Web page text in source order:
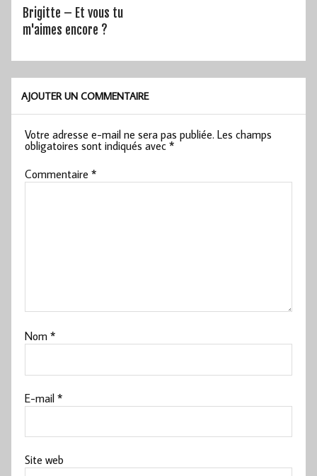
Brigitte – Et vous tu
m'aimes encore ?
AJOUTER UN COMMENTAIRE
Votre adresse e-mail ne sera pas publiée. Les champs
obligatoires sont indiqués avec*
Commentaire*
Nom*
E-mail*
Site web